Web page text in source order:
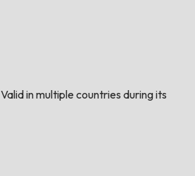
Valid in multiple countries during its